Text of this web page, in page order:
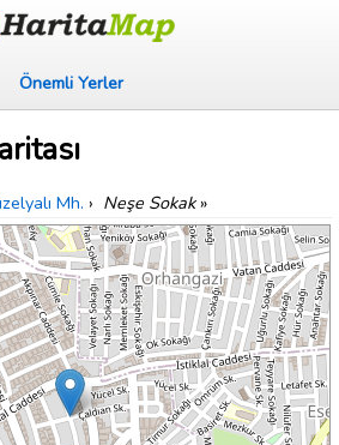
Önemli Yerler
Mh. › Neşe Sokak»